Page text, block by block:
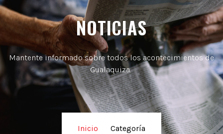
NOTICIAS
Mantente informado sobre todos los acontecimientos de
Gualaquiza.
Inicio Categoría